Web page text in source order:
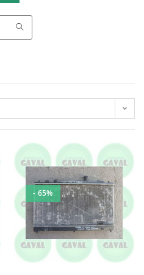
- 65%